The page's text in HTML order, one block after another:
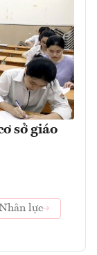
sở giáo
lực